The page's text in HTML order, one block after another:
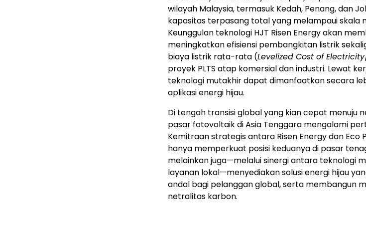
wilayah Malaysia, termasuk Kedah, Penang, dan
kapasitas terpasang total yang melampaui skala
Keunggulan teknologi HJT Risen Energy akan
meningkatkan efisiensi pembangkitan listrik
biaya listrik rata-rata (Levelized Cost of Electricity
proyek PLTS atap komersial dan industri. Lewat
teknologi mutakhir dapat dimanfaatkan secara
aplikasi energi hijau.
Di tengah transisi global yang kian cepat menuju
pasar fotovoltaik di Asia Tenggara mengalami
Kemitraan strategis antara Risen Energy dan Eco
hanya memperkuat posisi keduanya di pasar
melainkan juga—melalui sinergi antara teknologi
layanan lokal—menyediakan solusi energi hijau
andal bagi pelanggan global, serta membangun
netralitas karbon.